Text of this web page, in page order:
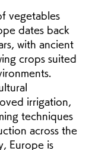
vegetables
dates back
with ancient
crops suited
irrigation,
techniques
across the
Europe is